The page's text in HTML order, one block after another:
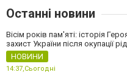
Останні новини
Вісім років пам'яті: історія
захист України після окупації
НОВИНИ
14:37,Сьогодні